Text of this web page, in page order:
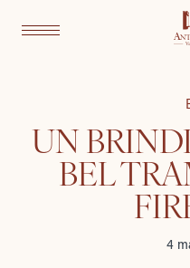
UN
BEL
4